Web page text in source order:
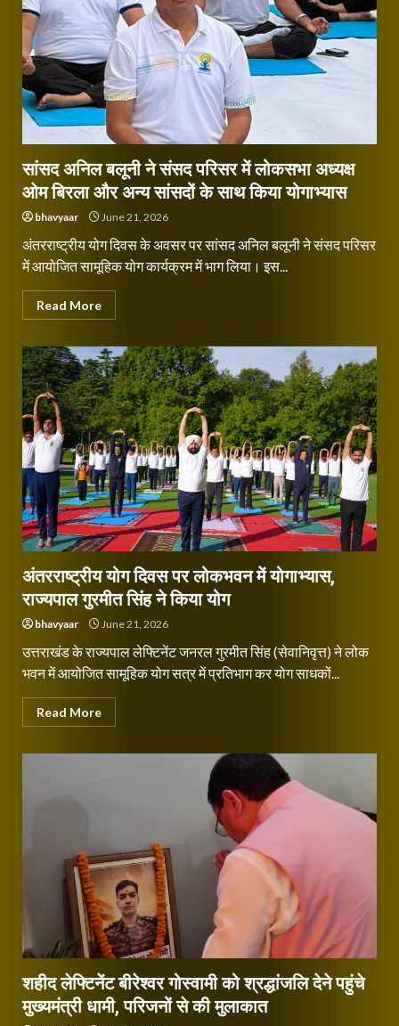
सांसद अनिल बलूनी ने संसद परिसर में लोकसभा अध्यक्ष
ओम बिरला और अन्य सांसदों के साथ किया योगाभ्यास
bhavyaar June 21, 2026
अंतरराष्ट्रीय योग दिवस के अवसर पर सांसद अनिल बलूनी ने संसद परिसर
में आयोजित सामूहिक योग कार्यक्रम में भाग लिया। इस...
Read More
अंतरराष्ट्रीय योग दिवस पर लोकभवन में योगाभ्यास,
राज्यपाल गुरमीत सिंह ने किया योग
bhavyaar June 21, 2026
उत्तराखंड के राज्यपाल लेफ्टिनेंट जनरल गुरमीत सिंह (सेवानिवृत्त) ने लोक
भवन में आयोजित सामूहिक योग सत्र में प्रतिभाग कर योग साधकों...
Read More
शहीद लेफ्टिनेंट बीरेश्वर गोस्वामी को श्रद्धांजलि देने पहुंचे
मुख्यमंत्री धामी, परिजनों से की मुलाकात